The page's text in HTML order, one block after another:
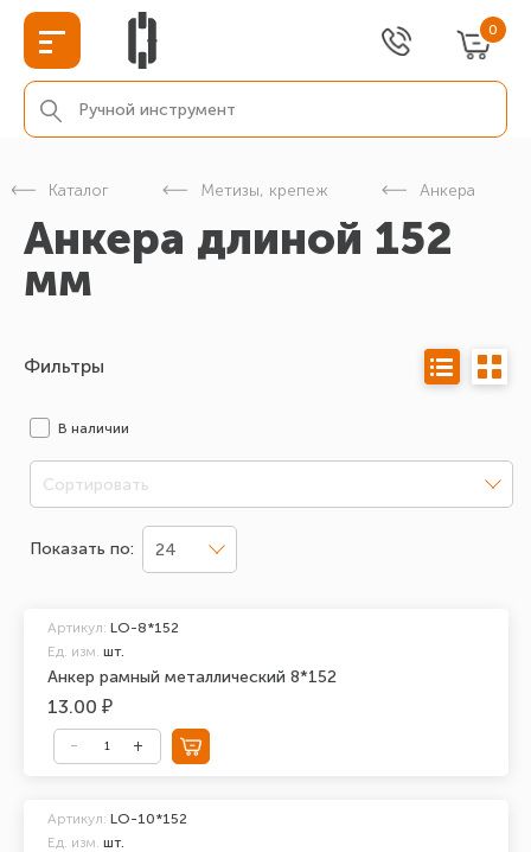
0
Каталог Метизы, крепеж Анкера
Анкера длиной 152
мм
Фильтры
В наличии
Сортировать
Показать по: 24
Анкер рамный металлический 8*152
Артикул: LO-8*152
Ед. изм. шт.
13.00 ₽
Артикул: LO-10*152
Ед. изм. шт.